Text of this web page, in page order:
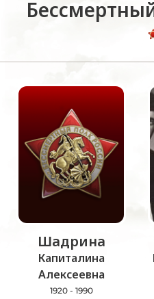
Шадрина
Капиталина
Алексеевна
1920 - 1990